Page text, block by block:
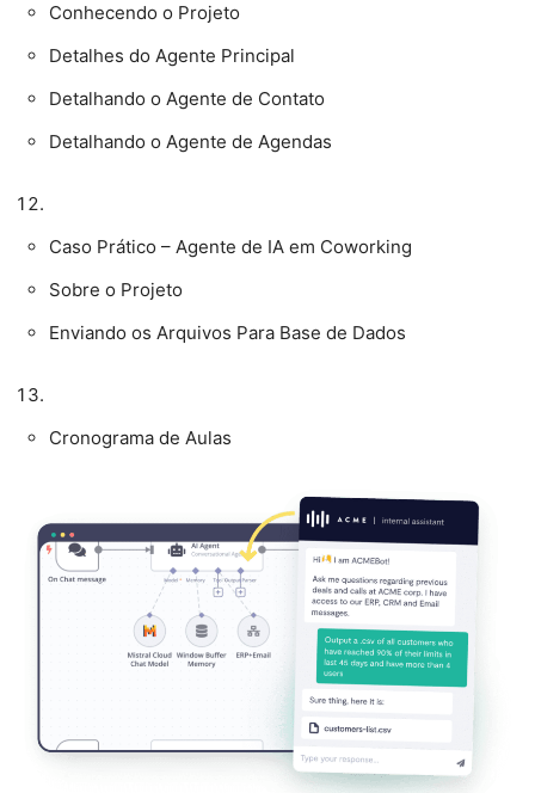
Conhecendo o Projeto
Detalhes do Agente Principal
Detalhando o Agente de Contato
Detalhando o Agente de Agendas
Caso Prático – Agente de IA em Coworking
Sobre o Projeto
Enviando os Arquivos Para Base de Dados
Cronograma de Aulas